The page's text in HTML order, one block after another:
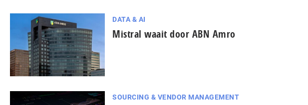
DATA & AI
Mistral waait door ABN Amro
SOURCING & VENDOR MANAGEMENT